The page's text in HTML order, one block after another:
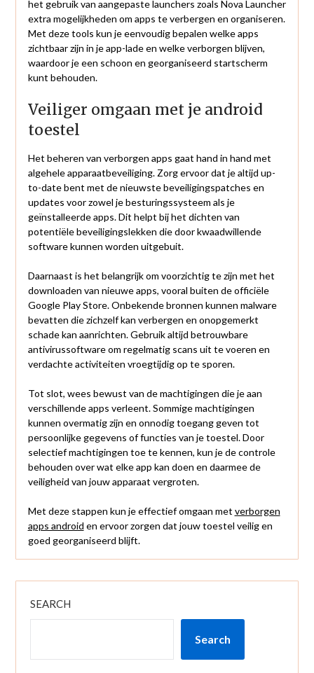
het gebruik van aangepaste launchers zoals Nova Launcher
extra mogelijkheden om apps te verbergen en organiseren.
Met deze tools kun je eenvoudig bepalen welke apps
zichtbaar zijn in je app-lade en welke verborgen blijven,
waardoor je een schoon en georganiseerd startscherm
kunt behouden.
Veiliger omgaan met je android
toestel
Het beheren van verborgen apps gaat hand in hand met
algehele apparaatbeveiliging. Zorg ervoor dat je altijd up-
to-date bent met de nieuwste beveiligingspatches en
updates voor zowel je besturingssysteem als je
geïnstalleerde apps. Dit helpt bij het dichten van
potentiële beveiligingslekken die door kwaadwillende
software kunnen worden uitgebuit.
Daarnaast is het belangrijk om voorzichtig te zijn met het
downloaden van nieuwe apps, vooral buiten de officiële
Google Play Store. Onbekende bronnen kunnen malware
bevatten die zichzelf kan verbergen en onopgemerkt
schade kan aanrichten. Gebruik altijd betrouwbare
antivirussoftware om regelmatig scans uit te voeren en
verdachte activiteiten vroegtijdig op te sporen.
Tot slot, wees bewust van de machtigingen die je aan
verschillende apps verleent. Sommige machtigingen
kunnen overmatig zijn en onnodig toegang geven tot
persoonlijke gegevens of functies van je toestel. Door
selectief machtigingen toe te kennen, kun je de controle
behouden over wat elke app kan doen en daarmee de
veiligheid van jouw apparaat vergroten.
Met deze stappen kun je effectief omgaan met verborgen
apps android en ervoor zorgen dat jouw toestel veilig en
goed georganiseerd blijft.
SEARCH
Search